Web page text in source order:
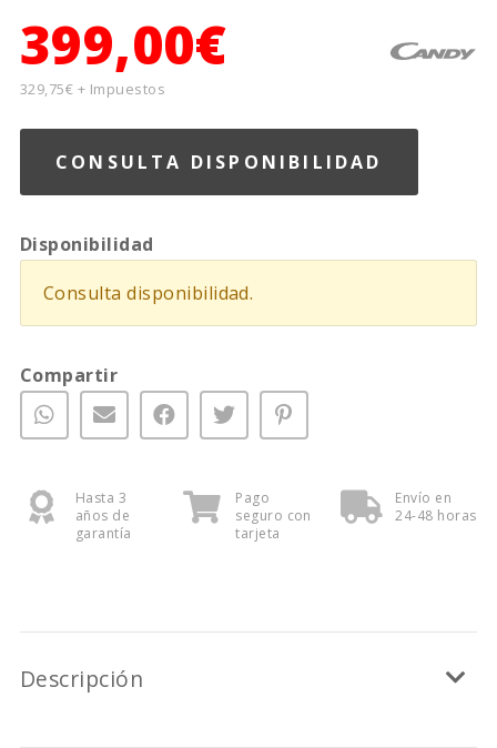
399,00€
329,75€ + Impuestos
CONSULTA DISPONIBILIDAD
Disponibilidad
Consulta disponibilidad.
Compartir
Hasta 3
años de
garantía
Pago
seguro con
tarjeta
Envío en
24-48 horas
Descripción